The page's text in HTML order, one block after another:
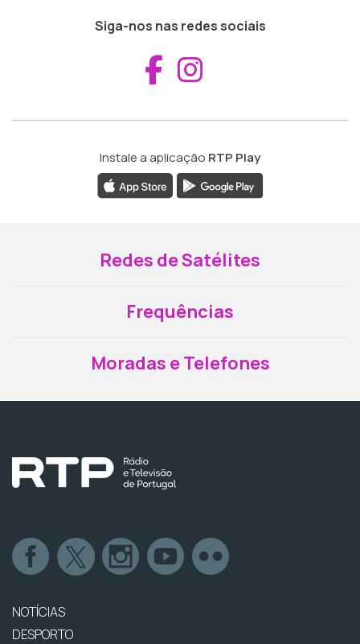
Siga-nos nas redes sociais
Aceder ao
Instale a aplicação RTP Play
Redes de Satélites
Frequências
Moradas e Telefones
NOTÍCIAS
DESPORTO